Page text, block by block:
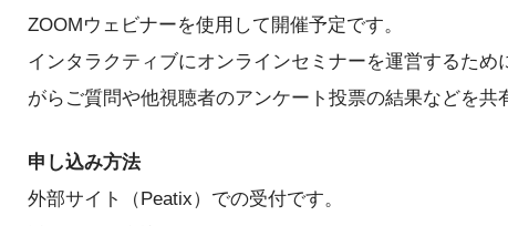
ZOOMウェビナーを使用して開催予定です。
インタラクティブにオンラインセミナーを運営するた
がらご質問や他視聴者のアンケート投票の結果などを共
申し込み方法
外部サイト（Peatix）での受付です。